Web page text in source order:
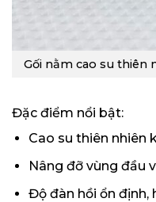
Gối nằm cao su thiên
Đặc điểm nổi bật:
Cao su thiên nhiên
Nâng đỡ vùng đầu
Độ đàn hồi ổn định,